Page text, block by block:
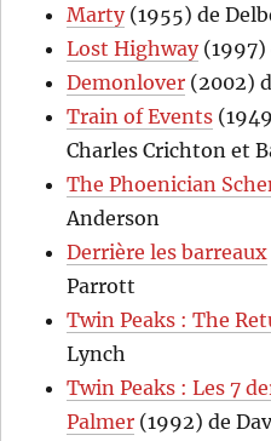
Marty(1955) de
Lost Highway(1997)
Demonlover (2002)
Train of Events
Charles Crichton et
The Phoenician
Anderson
Derrière les barreaux
Parrott
Twin Peaks : The
Lynch
Twin Peaks : Les 7
Palmer (1992) de